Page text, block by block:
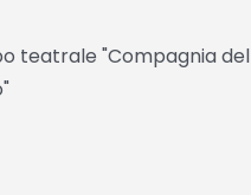
teatrale "Compagnia del